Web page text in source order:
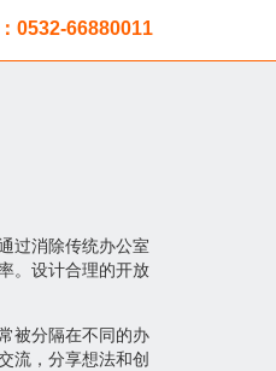
0532-66880011
过消除传统办公室
。设计合理的开放
被分隔在不同的办
流，分享想法和创